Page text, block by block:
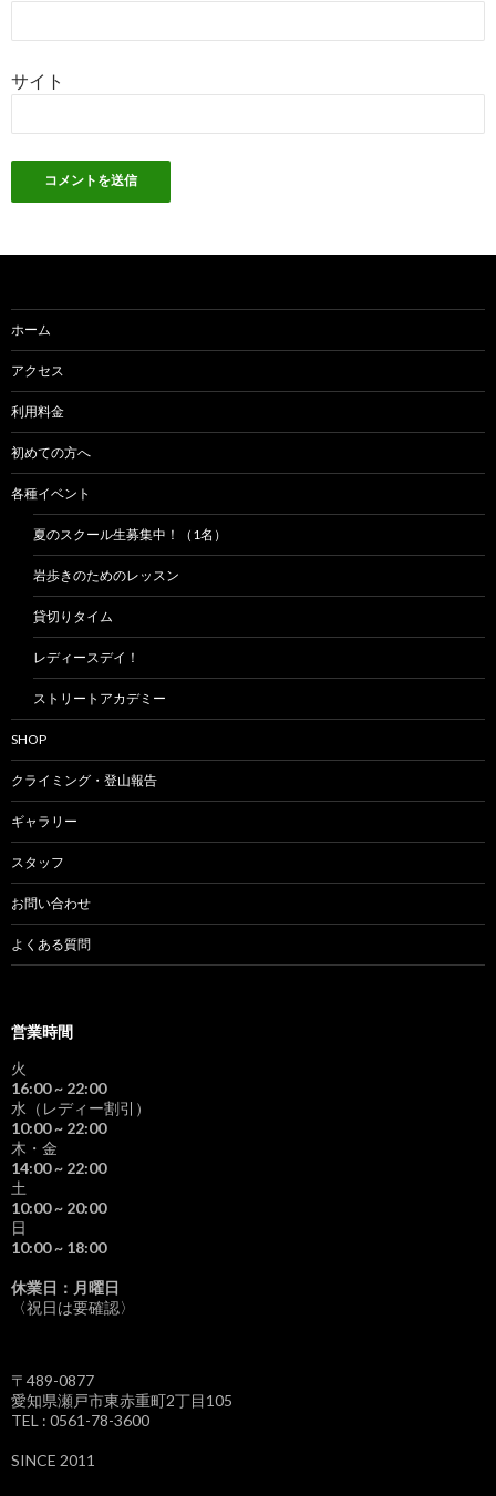
サイト
ホーム
アクセス
利用料金
初めての方へ
各種イベント
夏のスクール生募集中！（1名）
岩歩きのためのレッスン
貸切りタイム
レディースデイ！
ストリートアカデミー
SHOP
クライミング・登山報告
ギャラリー
スタッフ
お問い合わせ
よくある質問
営業時間
火
16:00~ 22:00
水（レディー割引）
10:00~ 22:00
木・金
14:00~ 22:00
土
10:00~ 20:00
日
10:00~ 18:00
休業日：月曜日
〈祝日は要確認〉
〒489-0877
愛知県瀬戸市東赤重町2丁目105
TEL : 0561-78-3600
SINCE 2011